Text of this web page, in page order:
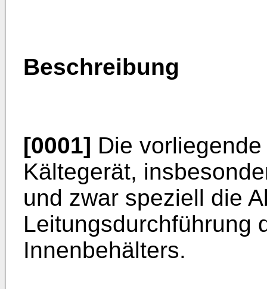
Beschreibung
[0001] Die
Kältegerät,
und zwar speziell die
Leitungsdurchführung
Innenbehälters.